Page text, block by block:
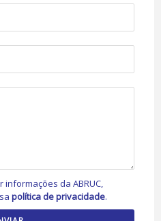
da ABRUC,
política de privacidade.